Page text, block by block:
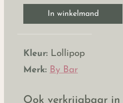
In winkelmand
Kleur: Lollipop
Merk: By Bar
Ook verkrijgbaar in